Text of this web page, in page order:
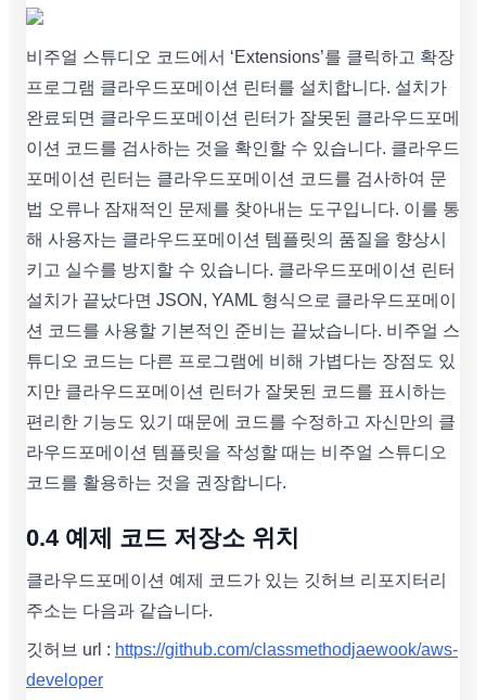
비주얼 스튜디오 코드에서 ‘Extensions’를 클릭하고 확장
프로그램 클라우드포메이션 린터를 설치합니다. 설치가
완료되면 클라우드포메이션 린터가 잘못된 클라우드포메
이션 코드를 검사하는 것을 확인할 수 있습니다. 클라우드
포메이션 린터는 클라우드포메이션 코드를 검사하여 문
법 오류나 잠재적인 문제를 찾아내는 도구입니다. 이를 통
해 사용자는 클라우드포메이션 템플릿의 품질을 향상시
키고 실수를 방지할 수 있습니다. 클라우드포메이션 린터
설치가 끝났다면 JSON, YAML 형식으로 클라우드포메이
션 코드를 사용할 기본적인 준비는 끝났습니다. 비주얼 스
튜디오 코드는 다른 프로그램에 비해 가볍다는 장점도 있
지만 클라우드포메이션 린터가 잘못된 코드를 표시하는
편리한 기능도 있기 때문에 코드를 수정하고 자신만의 클
라우드포메이션 템플릿을 작성할 때는 비주얼 스튜디오
코드를 활용하는 것을 권장합니다.
0.4 예제 코드 저장소 위치
클라우드포메이션 예제 코드가 있는 깃허브 리포지터리
주소는 다음과 같습니다.
깃허브 url : https://github.com/classmethodjaewook/aws-
developer